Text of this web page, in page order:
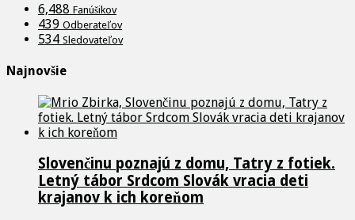
6,488 Fanúšikov
439 Odberateľov
534 Sledovateľov
Najnovšie
Slovenčinu poznajú z domu, Tatry z fotiek.
Letný tábor Srdcom Slovák vracia deti
krajanov k ich koreňom